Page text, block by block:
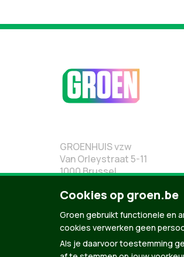
GROENHUIS vzw
Van Orleystraat 5-11
1000 Brussel
02 219 19 19
Cookies op groen.be
Groen gebruikt functionele en
cookies verwerken geen
Als je daarvoor toestemming